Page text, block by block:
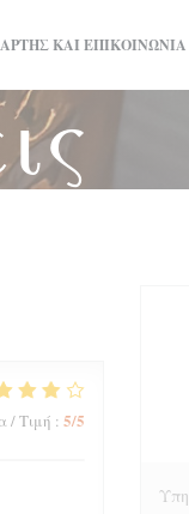
ΣΕ ΝΈΟ ΠΑΡΆΘΥΡΟ))
ΚΑΙ ΕΠΙΚΟΙΝΩΝΊΑ
/ Τιμή : 5/5